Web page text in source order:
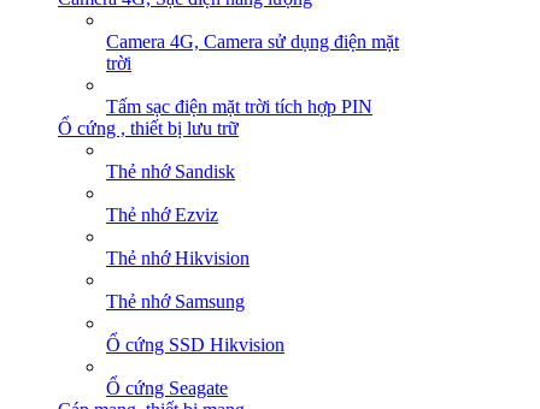
Camera 4G, Camera sử dụng điện mặt
trời
Tấm sạc điện mặt trời tích hợp PIN
Ổ cứng , thiết bị lưu trữ
Thẻ nhớ Sandisk
Thẻ nhớ Ezviz
Thẻ nhớ Hikvision
Thẻ nhớ Samsung
Ổ cứng SSD Hikvision
Ổ cứng Seagate